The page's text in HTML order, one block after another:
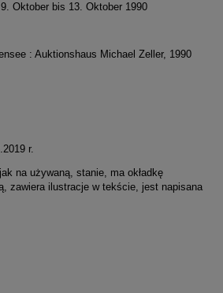
Oktober bis 13. Oktober 1990
: Auktionshaus Michael Zeller, 1990
r.
na używaną, stanie, ma okładkę
zawiera ilustracje w tekście, jest napisana